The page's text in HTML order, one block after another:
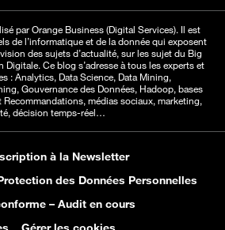
par Orange Business (Digital Services). Il est
de l’informatique et de la donnée qui exposent
des sujets d’actualité, sur les sujet du Big
Digitale. Ce blog s’adresse à tous les experts et
: Analytics, Data Science, Data Mining,
Gouvernance des Données, Hadoop, bases
Recommandations, médias sociaux, marketing,
décision temps-réel…
à la Newsletter
des Données Personnelles
– Audit en cours